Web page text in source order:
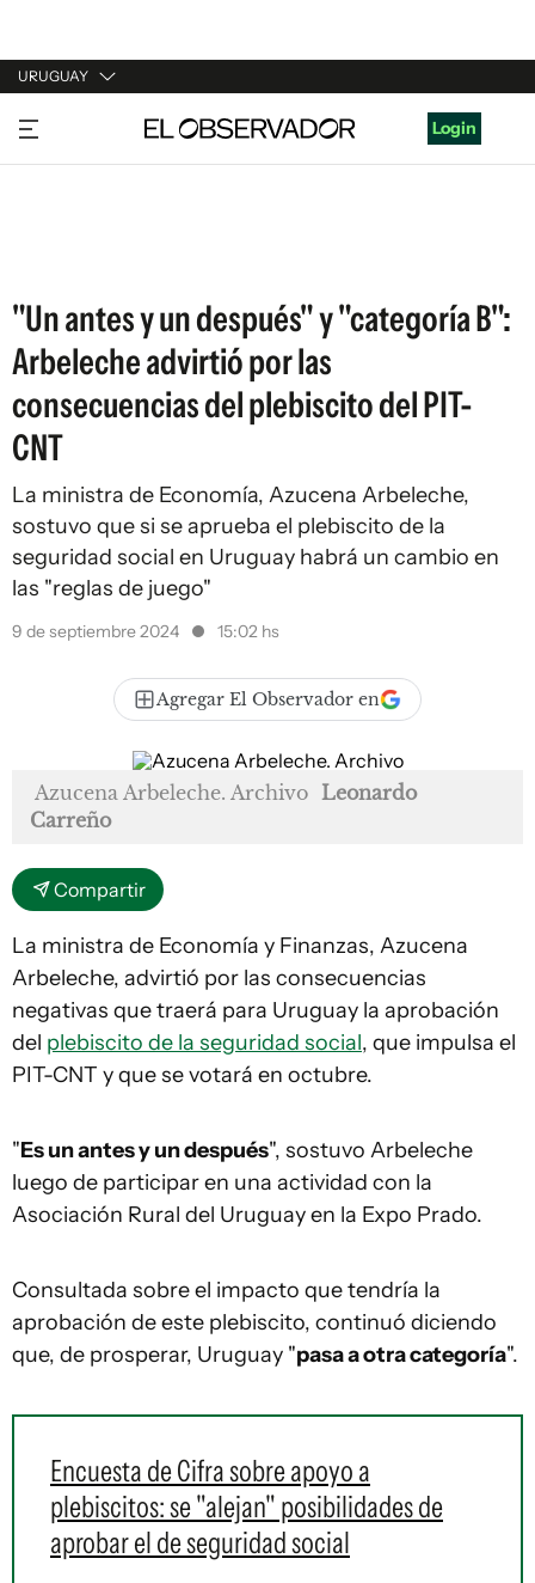
URUGUAY
URUGUAY
ARGENTINA
Login
"Un antes y un después" y "categoría B":
Arbeleche advirtió por las
consecuencias del plebiscito del PIT-
CNT
La ministra de Economía, Azucena Arbeleche,
sostuvo que si se aprueba el plebiscito de la
seguridad social en Uruguay habrá un cambio en
las "reglas de juego"
9 de septiembre 2024 15:02 hs
Agregar El Observador en
Azucena Arbeleche. Archivo Leonardo
Carreño
Compartir
La ministra de Economía y Finanzas, Azucena
Arbeleche, advirtió por las consecuencias
negativas que traerá para Uruguay la aprobación
del plebiscito de la seguridad social, que impulsa el
PIT-CNT y que se votará en octubre.
"Es un antes y un después", sostuvo Arbeleche
luego de participar en una actividad con la
Asociación Rural del Uruguay en la Expo Prado.
Consultada sobre el impacto que tendría la
aprobación de este plebiscito, continuó diciendo
que, de prosperar, Uruguay "pasa a otra categoría".
Encuesta de Cifra sobre apoyo a
plebiscitos: se "alejan" posibilidades de
aprobar el de seguridad social